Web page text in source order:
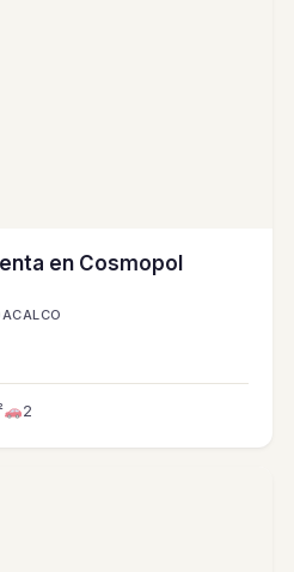
en Cosmopol
2